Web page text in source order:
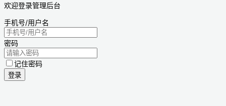
欢迎登录管理后台
手机号/用户名
密码
记住密码
登录